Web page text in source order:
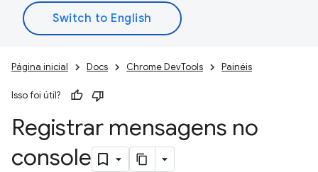
Página inicial Docs Chrome DevTools Painéis
Isso foi útil?
Registrar mensagens no
console